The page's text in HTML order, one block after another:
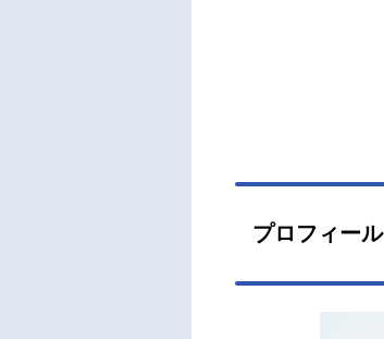
プロフィール